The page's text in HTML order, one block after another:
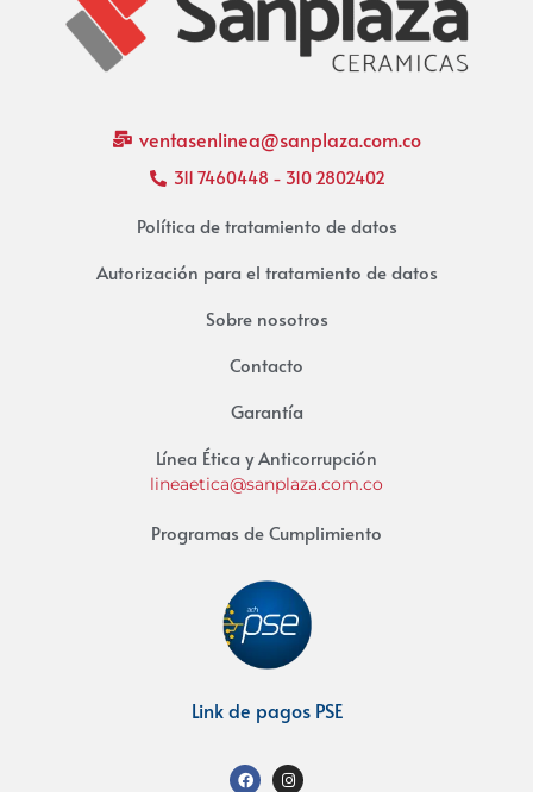
ventasenlinea@sanplaza.com.co
311 7460448 - 310 2802402
Política de tratamiento de datos
Autorización para el tratamiento de datos
Sobre nosotros
Contacto
Garantía
Línea Ética y Anticorrupción
lineaetica@sanplaza.com.co
Programas de Cumplimiento
Link de pagos PSE